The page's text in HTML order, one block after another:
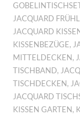
JACQUARD
JACQUARD
KISSENBEZÜGE,
MITTELDECKEN ,
TISCHBAND,
TISCHDECKEN ,
JACQUARD
KISSEN GARTEN ,